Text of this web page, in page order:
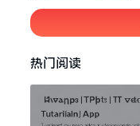
热门阅读